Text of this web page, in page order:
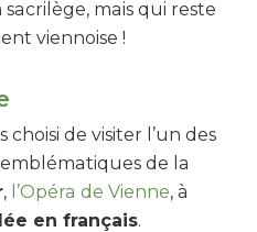
mais qui reste
viennoise !
choisi de visiter l’un des
de la
, l’Opéra de Vienne, à
en français.